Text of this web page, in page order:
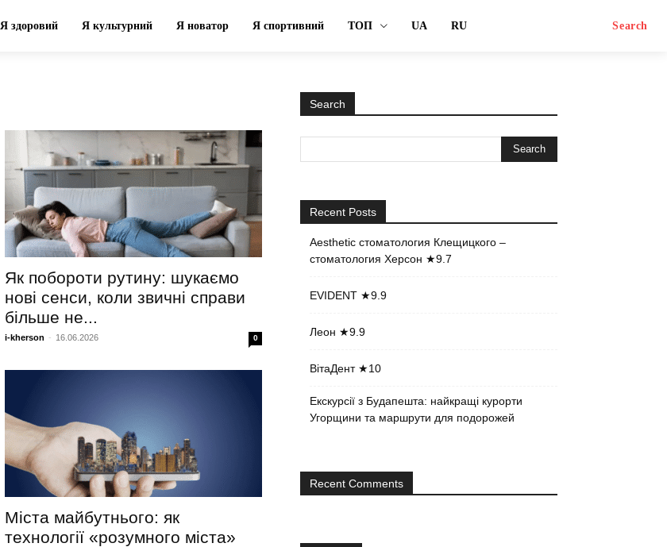
Я здоровий Я культурний Я новатор Я спортивний ТОП UA RU Search
Як побороти рутину: шукаємо
нові сенси, коли звичні справи
більше не...
i-kherson - 16.06.2026 0
Міста майбутнього: як
технології «розумного міста»
Search
Recent Posts
Aesthetic стоматология Клещицкого –
стоматология Херсон ★9.7
EVIDENT ★9.9
Леон ★9.9
ВітаДент ★10
Екскурсії з Будапешта: найкращі курорти
Угорщини та маршрути для подорожей
Recent Comments